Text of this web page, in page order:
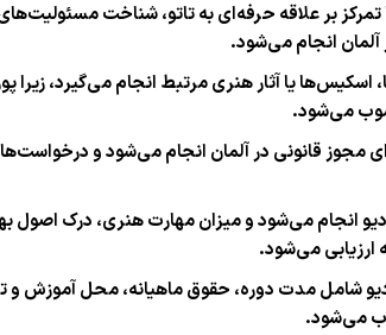
تمرکز بر علاقه حرفه‌ای به تاتو، شناخت
آلمان انجام می‌شود.
اسکیس‌ها یا آثار هنری مرتبط انجام می‌گیرد، زیرا
می‌شود.
مجوز قانونی در آلمان انجام می‌شود و
انجام می‌شود و میزان مهارت هنری، درک اصول
ارزیابی می‌شود.
شامل مدت دوره، حقوق ماهیانه، محل آموزش
می‌شود.